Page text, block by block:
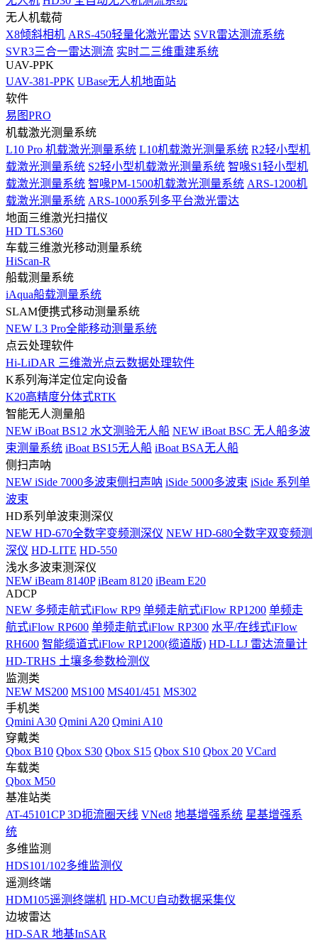
无人机载荷
X8倾斜相机 ARS-450轻量化激光雷达 SVR雷达测流系统
SVR3三合一雷达测流 实时二三维重建系统
UAV-PPK
UAV-381-PPK UBase无人机地面站
软件
易图PRO
机载激光测量系统
L10 Pro 机载激光测量系统 L10机载激光测量系统 R2轻小型机
载激光测量系统 S2轻小型机载激光测量系统 智喙S1轻小型机
载激光测量系统 智喙PM-1500机载激光测量系统 ARS-1200机
载激光测量系统 ARS-1000系列多平台激光雷达
地面三维激光扫描仪
HD TLS360
车载三维激光移动测量系统
HiScan-R
船载测量系统
iAqua船载测量系统
SLAM便携式移动测量系统
NEW L3 Pro全能移动测量系统
点云处理软件
Hi-LiDAR 三维激光点云数据处理软件
K系列海洋定位定向设备
K20高精度分体式RTK
智能无人测量船
NEW iBoat BS12 水文测验无人船 NEW iBoat BSC 无人船多波
束测量系统 iBoat BS15无人船 iBoat BSA无人船
侧扫声呐
NEW iSide 7000多波束侧扫声呐 iSide 5000多波束 iSide 系列单
波束
HD系列单波束测深仪
NEW HD-670全数字变频测深仪 NEW HD-680全数字双变频测
深仪 HD-LITE HD-550
浅水多波束测深仪
NEW iBeam 8140P iBeam 8120 iBeam E20
ADCP
NEW 多频走航式iFlow RP9 单频走航式iFlow RP1200 单频走
航式iFlow RP600 单频走航式iFlow RP300 水平/在线式iFlow
RH600 智能缆道式iFlow RP1200(缆道版) HD-LLJ 雷达流量计
HD-TRHS 土壤多参数检测仪
监测类
NEW MS200 MS100 MS401/451 MS302
手机类
Qmini A30 Qmini A20 Qmini A10
穿戴类
Qbox B10 Qbox S30 Qbox S15 Qbox S10 Qbox 20 VCard
车载类
Qbox M50
基准站类
AT-45101CP 3D扼流圈天线 VNet8 地基增强系统 星基增强系
统
多维监测
HDS101/102多维监测仪
遥测终端
HDM105遥测终端机 HD-MCU自动数据采集仪
边坡雷达
HD-SAR 地基InSAR